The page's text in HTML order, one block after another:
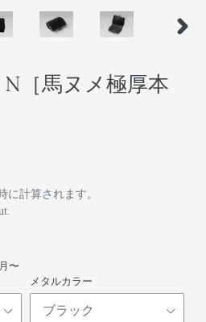
［馬ヌメ極厚本
に計算されます。
〜
メタルカラー